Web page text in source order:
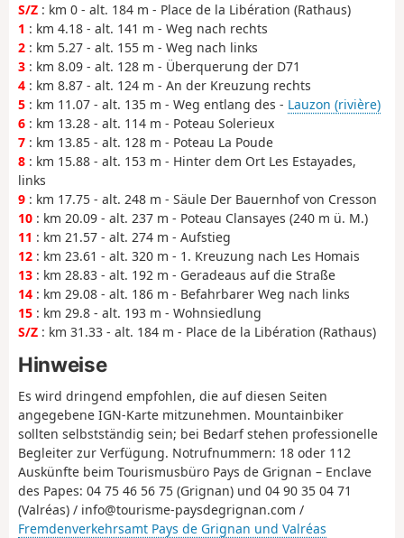
S/Z : km 0 - alt. 184 m - Place de la Libération (Rathaus)
1 : km 4.18 - alt. 141 m - Weg nach rechts
2 : km 5.27 - alt. 155 m - Weg nach links
3 : km 8.09 - alt. 128 m - Überquerung der D71
4 : km 8.87 - alt. 124 m - An der Kreuzung rechts
5 : km 11.07 - alt. 135 m - Weg entlang des - Lauzon (rivière)
6 : km 13.28 - alt. 114 m - Poteau Solerieux
7 : km 13.85 - alt. 128 m - Poteau La Poude
8 : km 15.88 - alt. 153 m - Hinter dem Ort Les Estayades,
links
9 : km 17.75 - alt. 248 m - Säule Der Bauernhof von Cresson
10 : km 20.09 - alt. 237 m - Poteau Clansayes (240 m ü. M.)
11 : km 21.57 - alt. 274 m - Aufstieg
12 : km 23.61 - alt. 320 m - 1. Kreuzung nach Les Homais
13 : km 28.83 - alt. 192 m - Geradeaus auf die Straße
14 : km 29.08 - alt. 186 m - Befahrbarer Weg nach links
15 : km 29.8 - alt. 193 m - Wohnsiedlung
S/Z : km 31.33 - alt. 184 m - Place de la Libération (Rathaus)
Hinweise
Es wird dringend empfohlen, die auf diesen Seiten
angegebene IGN-Karte mitzunehmen. Mountainbiker
sollten selbstständig sein; bei Bedarf stehen professionelle
Begleiter zur Verfügung. Notrufnummern: 18 oder 112
Auskünfte beim Tourismusbüro Pays de Grignan – Enclave
des Papes: 04 75 46 56 75 (Grignan) und 04 90 35 04 71
(Valréas) / info@tourisme-paysdegrignan.com /
Fremdenverkehrsamt Pays de Grignan und Valréas